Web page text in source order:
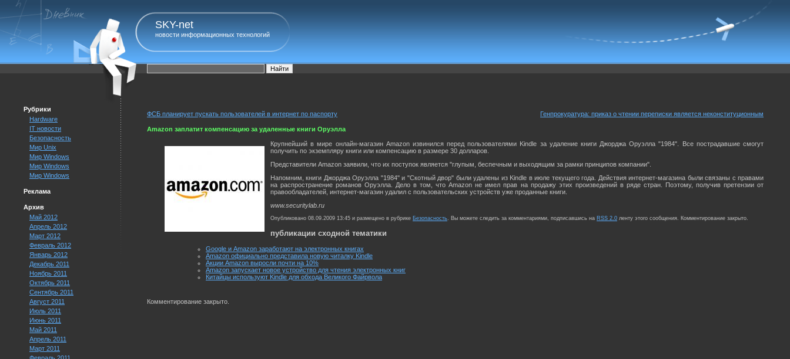
SKY-net
новости информационных технологий
Рубрики
Hardware
IT новости
Безопасность
Мир Unix
Мир Windows
Мир Windows
Мир Windows
Реклама
Архив
Май 2012
Апрель 2012
Март 2012
Февраль 2012
Январь 2012
Декабрь 2011
Ноябрь 2011
Октябрь 2011
Сентябрь 2011
Август 2011
Июль 2011
Июнь 2011
Май 2011
Апрель 2011
Март 2011
ФСБ планирует пускать пользователей в интернет по паспорту Генпрокуратура: приказ о чтении переписки является неконституционным
Amazon заплатит компенсацию за удаленные книги Оруэлла
Крупнейший в мире онлайн-магазин Amazon извинился перед пользователями Kindle за удаление книги Джорджа Оруэлла "1984". Все пострадавшие смогут
получить по экземпляру книги или компенсацию в размере 30 долларов.
Представители Amazon заявили, что их поступок является "глупым, беспечным и выходящим за рамки принципов компании".
Напомним, книги Джорджа Оруэлла "1984" и "Скотный двор" были удалены из Kindle в июле текущего года. Действия интернет-магазина были связаны с правами
на распространение романов Оруэлла. Дело в том, что Amazon не имел прав на продажу этих произведений в ряде стран. Поэтому, получив претензии от
правообладателей, интернет-магазин удалил с пользовательских устройств уже проданные книги.
www.securitylab.ru
Опубликовано 08.09.2009 13:45 и размещено в рубрике Безопасность. Вы можете следить за комментариями, подписавшись на RSS 2.0 ленту этого сообщения. Комментирование закрыто.
публикации сходной тематики
Google и Amazon заработают на электронных книгах
Amazon официально представила новую читалку Kindle
Акции Amazon выросли почти на 10%
Amazon запускает новое устройство для чтения электронных книг
Китайцы используют Kindle для обхода Великого Файрвола
Комментирование закрыто.